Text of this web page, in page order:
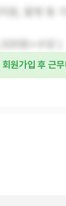
회원가입 후 근